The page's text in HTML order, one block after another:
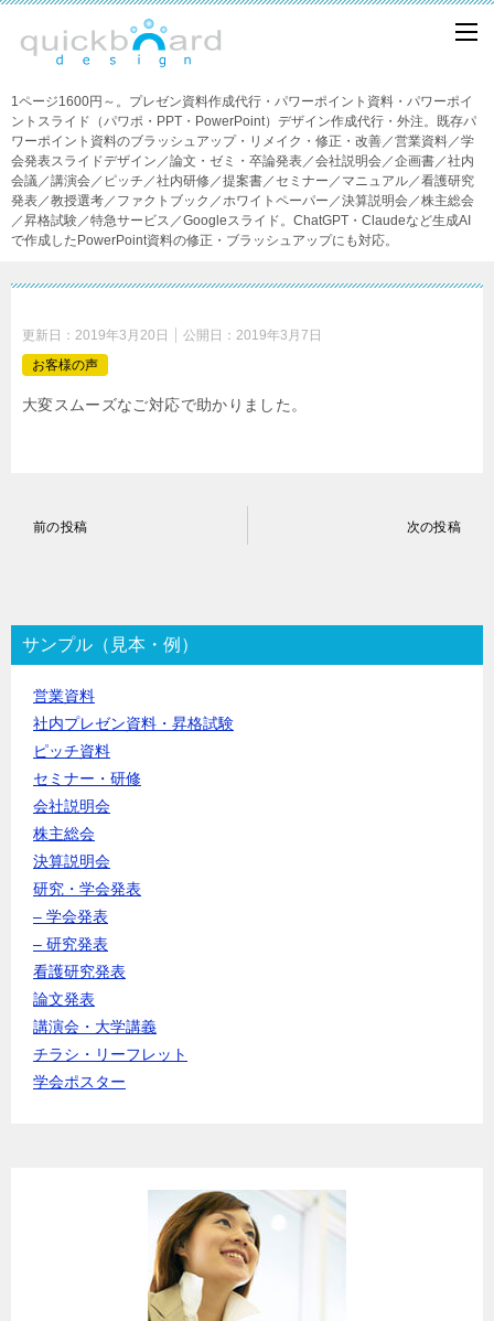
1ページ1600円～。プレゼン資料作成代行・パワーポイント資料・パワーポイ
ントスライド（パワポ・PPT・PowerPoint）デザイン作成代行・外注。既存パ
ワーポイント資料のブラッシュアップ・リメイク・修正・改善／営業資料／学
会発表スライドデザイン／論文・ゼミ・卒論発表／会社説明会／企画書／社内
会議／講演会／ピッチ／社内研修／提案書／セミナー／マニュアル／看護研究
発表／教授選考／ファクトブック／ホワイトペーパー／決算説明会／株主総会
／昇格試験／特急サービス／Googleスライド。ChatGPT・Claudeなど生成AI
で作成したPowerPoint資料の修正・ブラッシュアップにも対応。
更新日： 2019年3月20日 公開日： 2019年3月7日
お客様の声
大変スムーズなご対応で助かりました。
ゲ
ー
シ
前の投稿 次の投稿
サンプル（見本・例）
営業資料
社内プレゼン資料・昇格試験
ピッチ資料
セミナー・研修
会社説明会
株主総会
決算説明会
研究・学会発表
– 学会発表
– 研究発表
看護研究発表
論文発表
講演会・大学講義
チラシ・リーフレット
学会ポスター